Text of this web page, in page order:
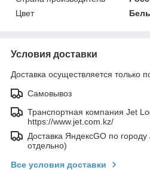
Цвет
Условия доставки
Доставка осуществляется только
Самовывоз
Транспортная компания Jet
https://www.jet.com.kz/
Доставка ЯндексGO по
отдельно)
Все условия доставки